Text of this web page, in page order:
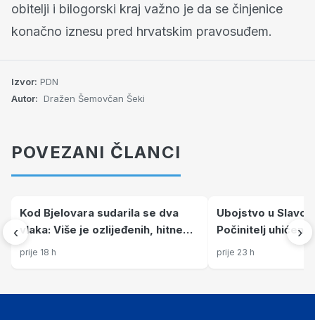
obitelji i bilogorski kraj važno je da se činjenice
konačno iznesu pred hrvatskim pravosuđem.
Izvor: PDN
Autor: Dražen Šemovčan Šeki
POVEZANI ČLANCI
‹
Kod Bjelovara sudarila se dva
vlaka: Više je ozlijeđenih, hitne
službe na terenu
prije 18 h
Ubojstvo u
Počinitelj uhićen
prije 23 h
›